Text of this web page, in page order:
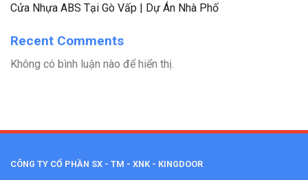
Cửa Nhựa ABS Tại Gò Vấp | Dự Án Nhà Phố
Recent Comments
Không có bình luận nào để hiển thị.
CÔNG TY CỔ PHẦN SX - TM - XNK - KINGDOOR